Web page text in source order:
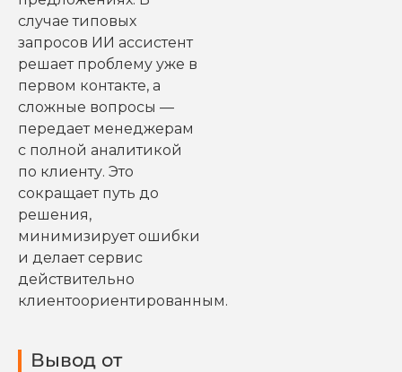
случае типовых
запросов ИИ ассистент
решает проблему уже в
первом контакте, а
сложные вопросы —
передает менеджерам
с полной аналитикой
по клиенту. Это
сокращает путь до
решения,
минимизирует ошибки
и делает сервис
действительно
клиентоориентированным.
Вывод от